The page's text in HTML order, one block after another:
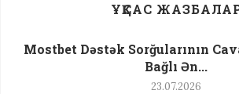
ҰҚСАС
Mostbet Dəstək Sorğularının
Bağlı Ən...
23.07.2026